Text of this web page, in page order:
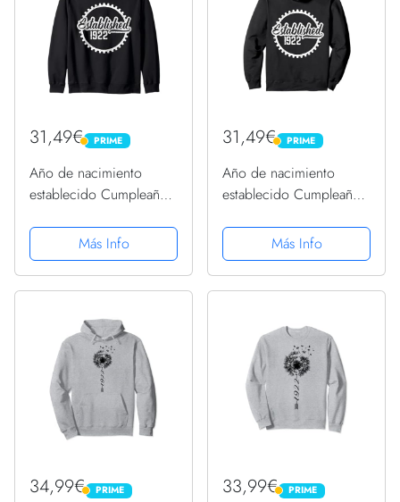
31,49€ PRIME
PRIME
Año de nacimiento
establecido Cumpleaños
CapuchaMás Info
31,49€ PRIME
PRIME
Año de nacimiento
establecido Cumpleaños
CapuchaMás Info
34,99€ PRIME
PRIME 33,99€ PRIME
PRIME